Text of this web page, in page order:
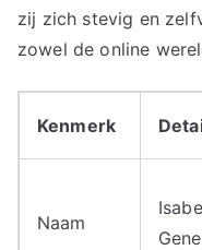
zij zich stevig en
zowel de online
Kenmerk
Naam